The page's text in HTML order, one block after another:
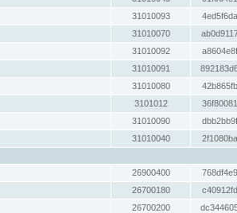
31010093
31010070
31010092
31010091
31010080
3101012
31010090
31010040
26900400
26700180
26700200